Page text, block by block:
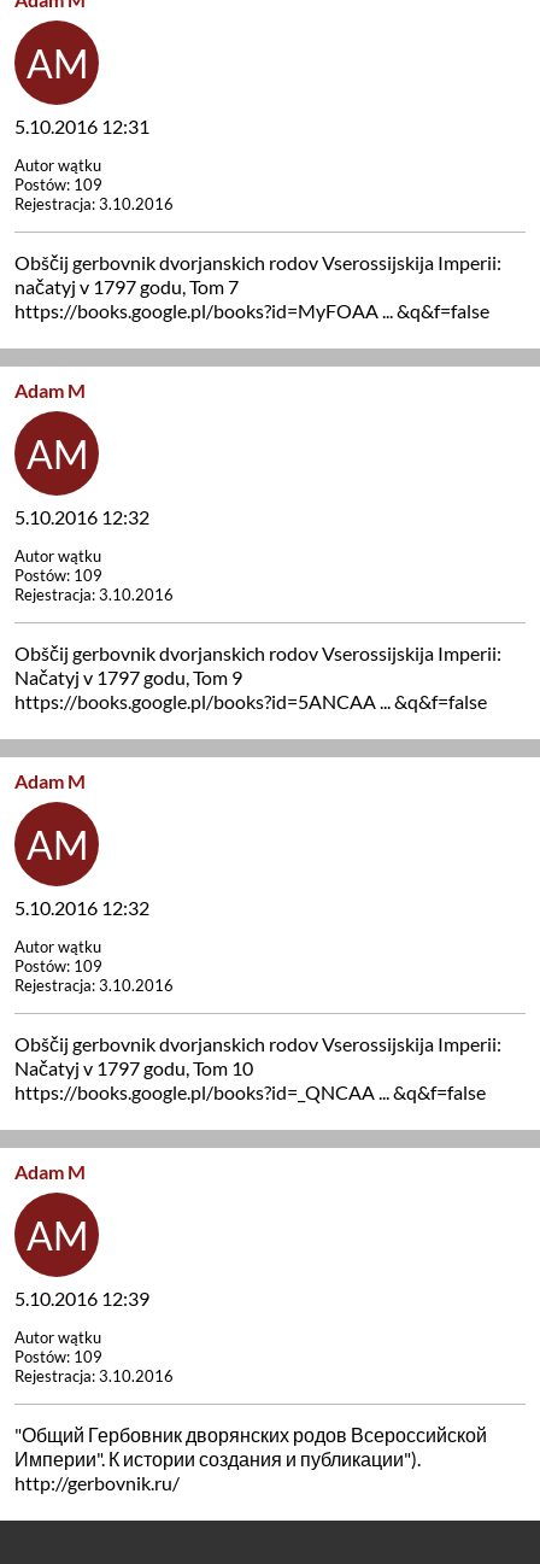
5.10.2016 12:31
Autor wątku
Postów: 109
Rejestracja: 3.10.2016
Obščij gerbovnik dvorjanskich rodov Vserossijskija Imperii:
načatyj v 1797 godu, Tom 7
https://books.google.pl/books?id=MyFOAA ... &q&f=false
Adam M
5.10.2016 12:32
Autor wątku
Postów: 109
Rejestracja: 3.10.2016
Obščij gerbovnik dvorjanskich rodov Vserossijskija Imperii:
Načatyj v 1797 godu, Tom 9
https://books.google.pl/books?id=5ANCAA ... &q&f=false
Adam M
5.10.2016 12:32
Autor wątku
Postów: 109
Rejestracja: 3.10.2016
Obščij gerbovnik dvorjanskich rodov Vserossijskija Imperii:
Načatyj v 1797 godu, Tom 10
https://books.google.pl/books?id=_QNCAA ... &q&f=false
Adam M
5.10.2016 12:39
Autor wątku
Postów: 109
Rejestracja: 3.10.2016
"Общий Гербовник дворянских родов Всероссийской
Империи". К истории создания и публикации").
http://gerbovnik.ru/